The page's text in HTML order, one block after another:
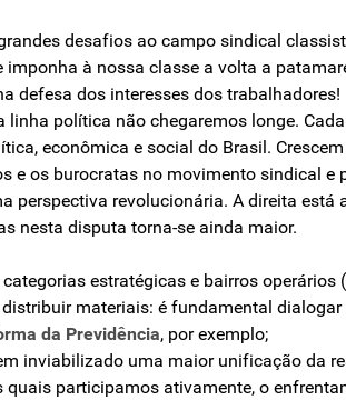
desafios ao campo sindical
à nossa classe a volta a
defesa dos interesses dos trabalhadores!
política não chegaremos longe.
econômica e social do Brasil.
e os burocratas no movimento sindical e
perspectiva revolucionária. A direita
nesta disputa torna-se ainda maior.
estratégicas e bairros
materiais: é fundamental
da Previdência, por exemplo;
inviabilizado uma maior unificação da
participamos ativamente, o